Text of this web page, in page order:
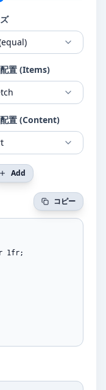
置 (Items)
置 (Content)
Add
コピー
1fr;